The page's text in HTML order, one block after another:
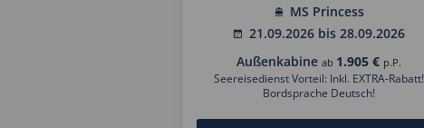
MS Princess
21.09.2026 bis 28.09.2026
Außenkabine ab 1.905 € p.P.
Seereisedienst Vorteil: Inkl. EXTRA-Rabatt!
Bordsprache Deutsch!